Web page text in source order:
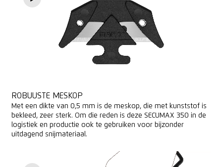
ROBUUSTE MESKOP
Met een dikte van 0,5 mm is de meskop, die met kunststof is
bekleed, zeer sterk. Om die reden is deze SECUMAX 350 in de
logistiek en productie ook te gebruiken voor bijzonder
uitdagend snijmateriaal.